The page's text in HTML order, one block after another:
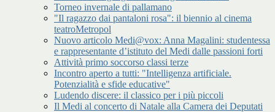
Torneo invernale di pallamano
"Il ragazzo dai pantaloni rosa": il biennio al cinema
teatroMetropol
Nuovo articolo Medi@vox: Anna Magalini: studentessa
e rappresentante d’istituto del Medi dalle passioni forti
Attività primo soccorso classi terze
Incontro aperto a tutti: "Intelligenza artificiale.
Potenzialità e sfide educative"
Ludendo discere: il classico per i più piccoli
Il Medi al concerto di Natale alla Camera dei Deputati